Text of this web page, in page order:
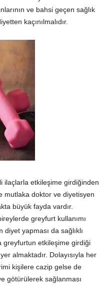
ve bahsi geçen sağlık
kaçınılmalıdır.
ilaçlarla etkileşime girdiğinden
mutlaka doktor ve diyetisyen
büyük fayda vardır.
greyfurt kullanımı
yapması da sağlıklı
greyfurtun etkileşime girdiği
almaktadır. Dolayısıyla her
kişilere cazip gelse de
götürülerek sağlanması